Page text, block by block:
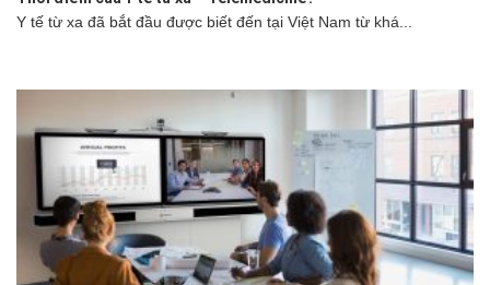
Y tế từ xa đã bắt đầu được biết đến tại Việt Nam từ khá...